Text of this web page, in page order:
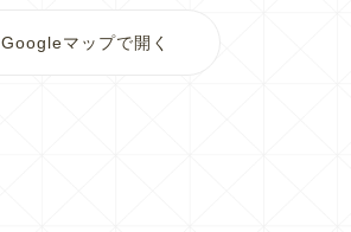
Googleマップで開く